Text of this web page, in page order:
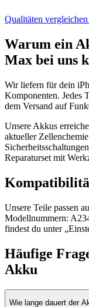
Qualitäten vergleichen
Warum ein
Max bei uns
Wir liefern für dein
Komponenten. Jedes
dem Versand auf
Unsere Akkus
aktueller
Reparaturset mit
Unsere Teile passen
Modellnummern:
findest du unter
Häufige
Akku
Wie lange dauert der